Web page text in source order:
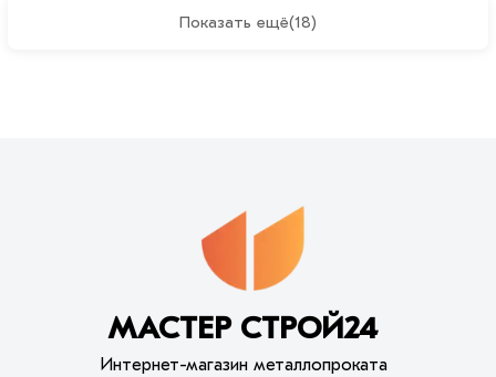
Показать ещё(18)
МАСТЕР СТРОЙ24
Интернет-магазин металлопроката